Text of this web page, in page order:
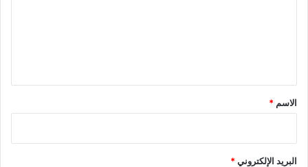
*
الاسم *
البريد الإلكتروني*